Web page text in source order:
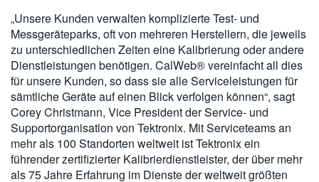
„Unsere Kunden verwalten komplizierte Test- und
Messgeräteparks, oft von mehreren Herstellern, die jeweils
zu unterschiedlichen Zeiten eine Kalibrierung oder andere
Dienstleistungen benötigen. CalWeb® vereinfacht all dies
für unsere Kunden, so dass sie alle Serviceleistungen für
sämtliche Geräte auf einen Blick verfolgen können“, sagt
Corey Christmann, Vice President der Service- und
Supportorganisation von Tektronix. Mit Serviceteams an
mehr als 100 Standorten weltweit ist Tektronix ein
führender zertifizierter Kalibrierdienstleister, der über mehr
als 75 Jahre Erfahrung im Dienste der weltweit größten